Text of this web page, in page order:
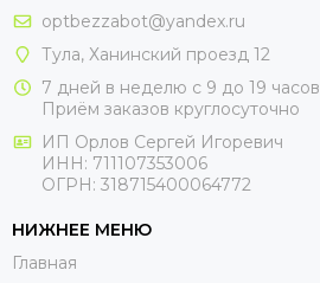
optbezzabot@yandex.ru
Тула, Ханинский проезд 12
7 дней в неделю с 9 до 19 часов
Приём заказов круглосуточно
ИП Орлов Сергей Игоревич
ИНН: 711107353006
ОГРН: 318715400064772
НИЖНЕЕ МЕНЮ
Главная